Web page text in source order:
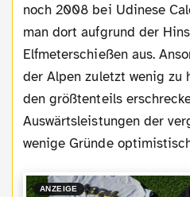
noch 2008 bei Udinese
man dort aufgrund der
Elfmeterschießen aus.
der Alpen zuletzt wenig zu
den größtenteils
Auswärtsleistungen der
wenige Gründe
ANZEIGE